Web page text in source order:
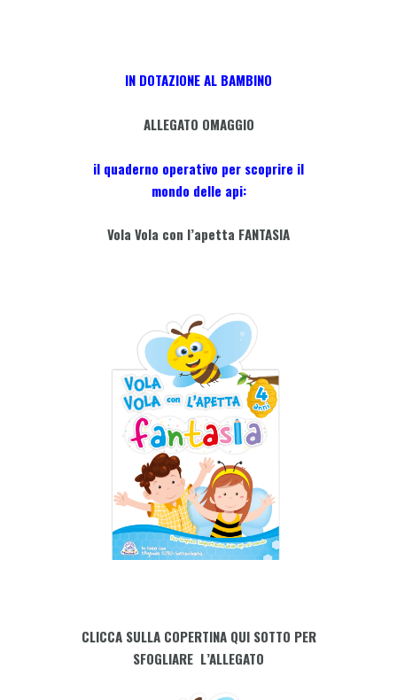
IN DOTAZIONE AL BAMBINO
ALLEGATO OMAGGIO
il quaderno operativo per scoprire il
mondo delle api:
Vola Vola con l’apetta FANTASIA
CLICCA SULLA COPERTINA QUI SOTTO PER
SFOGLIARE L’ALLEGATO